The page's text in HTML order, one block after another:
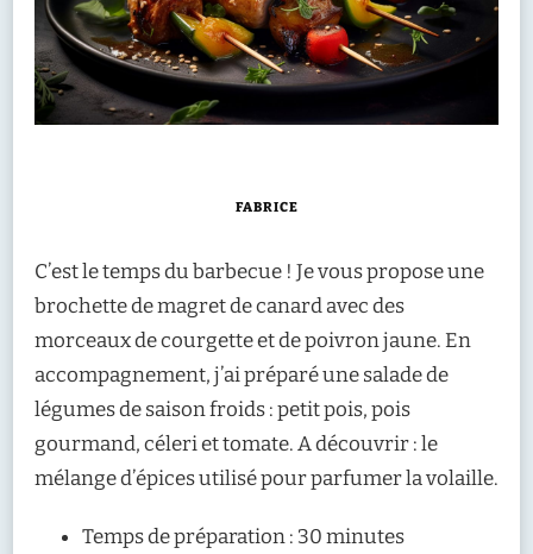
FABRICE
C’est le temps du barbecue ! Je vous propose une
brochette de magret de canard avec des
morceaux de courgette et de poivron jaune. En
accompagnement, j’ai préparé une salade de
légumes de saison froids : petit pois, pois
gourmand, céleri et tomate. A découvrir : le
mélange d’épices utilisé pour parfumer la volaille.
Temps de préparation : 30 minutes